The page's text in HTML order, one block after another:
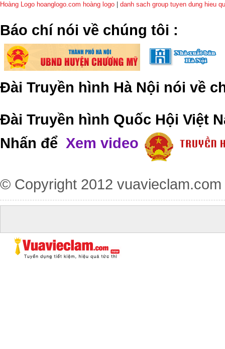
Hoàng Logo hoanglogo.com hoàng logo danh sach group tuyen dung hieu
​Báo chí nói về chúng tôi :
Đài Truyền hình Hà Nội nói về
Đài Truyền hình Quốc Hội Việt
Nhấn để Xem video
© Copyright 2012 vuavieclam.com